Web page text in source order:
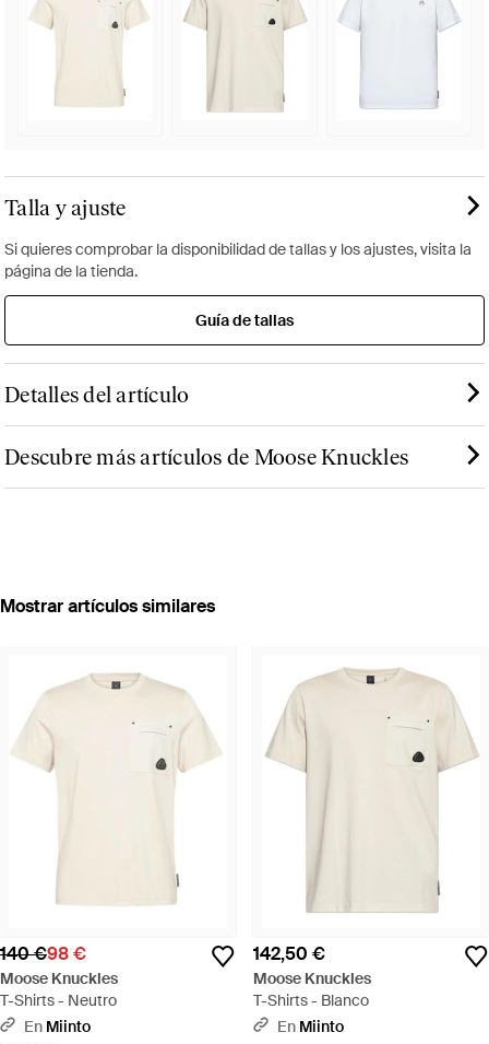
Talla y ajuste
Si quieres comprobar la disponibilidad de tallas y los ajustes, visita la
página de la tienda.
Guía de tallas
Detalles del artículo
Descubre más artículos de Moose Knuckles
Mostrar artículos similares
140 €98 €
Moose Knuckles
T-Shirts - Neutro
En Miinto
142,50 €
Moose Knuckles
T-Shirts - Blanco
En Miinto